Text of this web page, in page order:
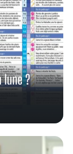
lune ?